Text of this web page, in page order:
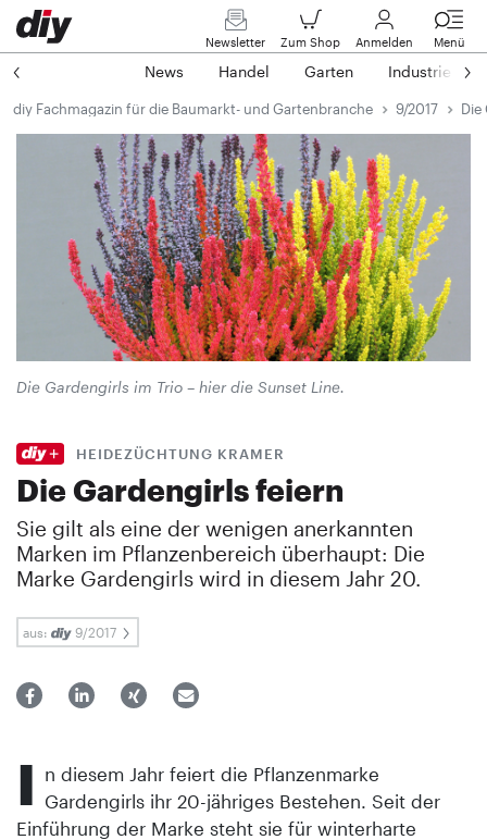
Newsletter Zum Shop Anmelden Menü
News Handel Garten Industrie
diy Fachmagazin für die Baumarkt- und Gartenbranche 9/2017 Die
Die Gardengirls im Trio – hier die Sunset Line.
HEIDEZÜCHTUNG KRAMER
Die Gardengirls feiern
Sie gilt als eine der wenigen anerkannten
Marken im Pflanzen­bereich überhaupt: Die
Marke Gardengirls wird in diesem Jahr 20.
aus: 9/2017
I n diesem Jahr feiert die Pflanzenmarke
Gardengirls ihr 20-jähriges Bestehen. Seit der
Einführung der Marke steht sie für winterharte